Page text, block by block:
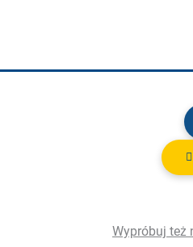
Wypróbuj też